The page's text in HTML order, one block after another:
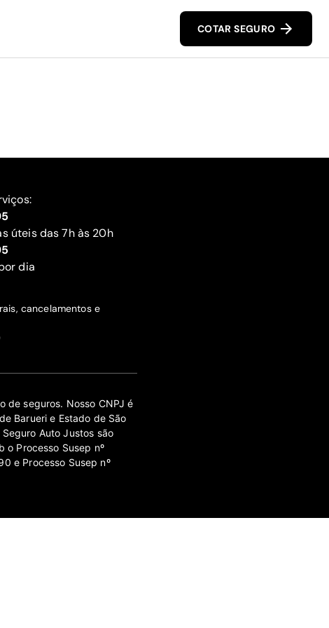
COTAR SEGURO
úteis das 7h às 20h
dia
cancelamentos e
de seguros. Nosso CNPJ é
Barueri e Estado de São
Auto Justos são
o Processo Susep nº
e Processo Susep nº